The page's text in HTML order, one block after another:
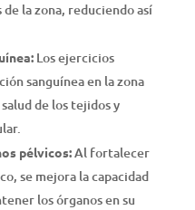
la zona, reduciendo así
Los ejercicios
sanguínea en la zona
de los tejidos y
pélvicos:Al fortalecer
se mejora la capacidad
los órganos en su